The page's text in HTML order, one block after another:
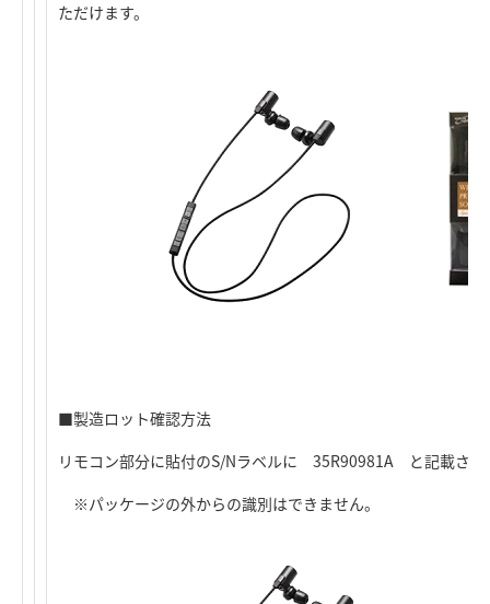
ただけます。
■製造ロット確認方法
リモコン部分に貼付のS/Nラベルに 35R90981A と記載され
※パッケージの外からの識別はできません。